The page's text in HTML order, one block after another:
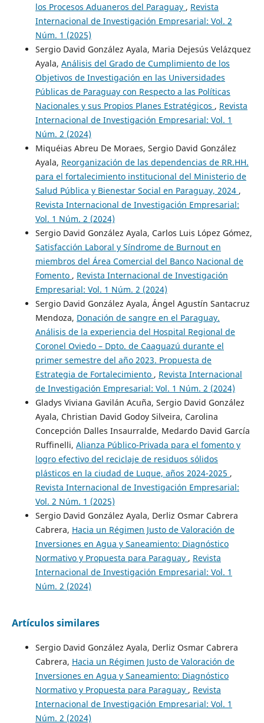
los Procesos Aduaneros del Paraguay , Revista
Internacional de Investigación Empresarial: Vol. 2
Núm. 1 (2025)
Sergio David González Ayala, Maria Dejesús Velázquez
Ayala, Análisis del Grado de Cumplimiento de los
Objetivos de Investigación en las Universidades
Públicas de Paraguay con Respecto a las Políticas
Nacionales y sus Propios Planes Estratégicos , Revista
Internacional de Investigación Empresarial: Vol. 1
Núm. 2 (2024)
Miquéias Abreu De Moraes, Sergio David González
Ayala, Reorganización de las dependencias de RR.HH.
para el fortalecimiento institucional del Ministerio de
Salud Pública y Bienestar Social en Paraguay, 2024 ,
Revista Internacional de Investigación Empresarial:
Vol. 1 Núm. 2 (2024)
Sergio David González Ayala, Carlos Luis López Gómez,
Satisfacción Laboral y Síndrome de Burnout en
miembros del Área Comercial del Banco Nacional de
Fomento , Revista Internacional de Investigación
Empresarial: Vol. 1 Núm. 2 (2024)
Sergio David González Ayala, Ángel Agustín Santacruz
Mendoza, Donación de sangre en el Paraguay.
Análisis de la experiencia del Hospital Regional de
Coronel Oviedo – Dpto. de Caaguazú durante el
primer semestre del año 2023. Propuesta de
Estrategia de Fortalecimiento , Revista Internacional
de Investigación Empresarial: Vol. 1 Núm. 2 (2024)
Gladys Viviana Gavilán Acuña, Sergio David González
Ayala, Christian David Godoy Silveira, Carolina
Concepción Dalles Insaurralde, Medardo David García
Ruffinelli, Alianza Público-Privada para el fomento y
logro efectivo del reciclaje de residuos sólidos
plásticos en la ciudad de Luque, años 2024-2025 ,
Revista Internacional de Investigación Empresarial:
Vol. 2 Núm. 1 (2025)
Sergio David González Ayala, Derliz Osmar Cabrera
Cabrera, Hacia un Régimen Justo de Valoración de
Inversiones en Agua y Saneamiento: Diagnóstico
Normativo y Propuesta para Paraguay , Revista
Internacional de Investigación Empresarial: Vol. 1
Núm. 2 (2024)
Artículos similares
Sergio David González Ayala, Derliz Osmar Cabrera
Cabrera, Hacia un Régimen Justo de Valoración de
Inversiones en Agua y Saneamiento: Diagnóstico
Normativo y Propuesta para Paraguay , Revista
Internacional de Investigación Empresarial: Vol. 1
Núm. 2 (2024)